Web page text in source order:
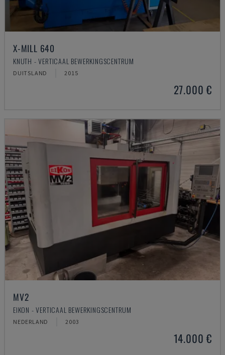
X-MILL 640
KNUTH - VERTICAAL BEWERKINGSCENTRUM
DUITSLAND 2015
27.000 €
MV2
EIKON - VERTICAAL BEWERKINGSCENTRUM
NEDERLAND 2003
14.000 €